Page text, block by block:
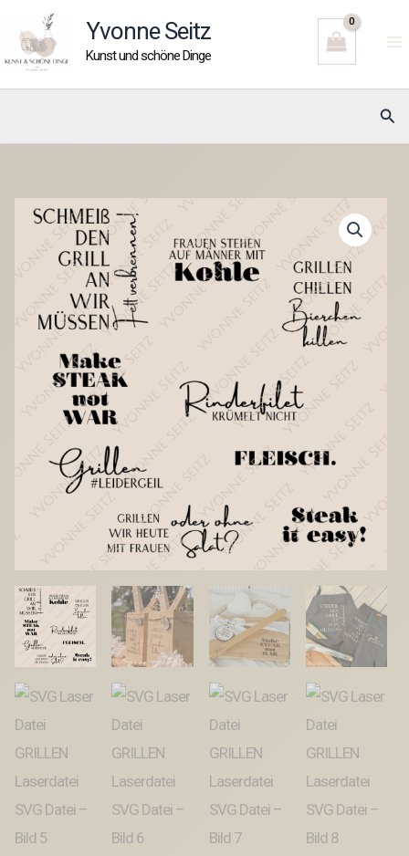
Inhalt
springen
Yvonne Seitz
Kunst und schöne Dinge